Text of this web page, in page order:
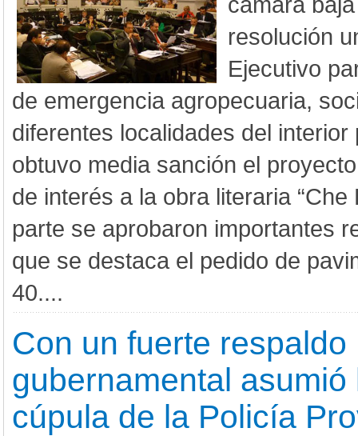
resolución
Ejecutivo
de emergencia agropecuaria,
diferentes localidades del interior
obtuvo media sanción el
de interés a la obra literaria “Che
parte se aprobaron importantes
que se destaca el pedido de
40....
Con un fuerte respaldo
gubernamental asumió
cúpula de la Policía